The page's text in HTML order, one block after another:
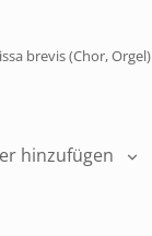
brevis (Chor, Orgel)
hinzufügen